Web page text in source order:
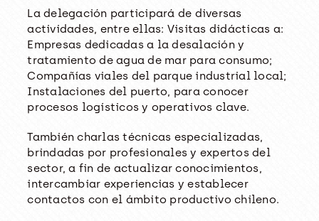
La delegación participará de diversas
actividades, entre ellas: Visitas didácticas a:
Empresas dedicadas a la desalación y
tratamiento de agua de mar para consumo;
Compañías viales del parque industrial local;
Instalaciones del puerto, para conocer
procesos logísticos y operativos clave.
También charlas técnicas especializadas,
brindadas por profesionales y expertos del
sector, a fin de actualizar conocimientos,
intercambiar experiencias y establecer
contactos con el ámbito productivo chileno.